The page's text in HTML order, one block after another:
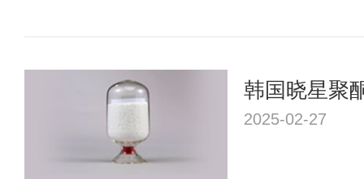
韩国晓星聚
用？
2025-02-27